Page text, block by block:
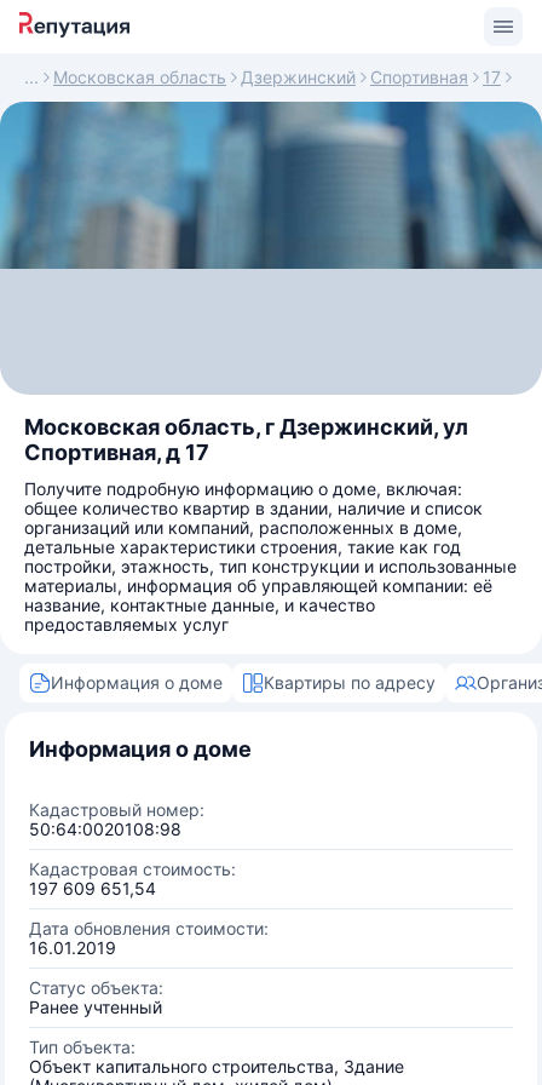
Московская область Дзержинский Спортивная 17
Московская область, г Дзержинский, ул
Спортивная, д 17
Получите подробную информацию о доме, включая:
общее количество квартир в здании, наличие и список
организаций или компаний, расположенных в доме,
детальные характеристики строения, такие как год
постройки, этажность, тип конструкции и использованные
материалы, информация об управляющей компании: её
название, контактные данные, и качество
предоставляемых услуг
Информация о доме Квартиры по адресу
Информация о доме
Кадастровый номер:
50:64:0020108:98
Кадастровая стоимость:
197 609 651,54
Дата обновления стоимости:
16.01.2019
Статус объекта:
Ранее учтенный
Тип объекта:
Объект капитального строительства, Здание